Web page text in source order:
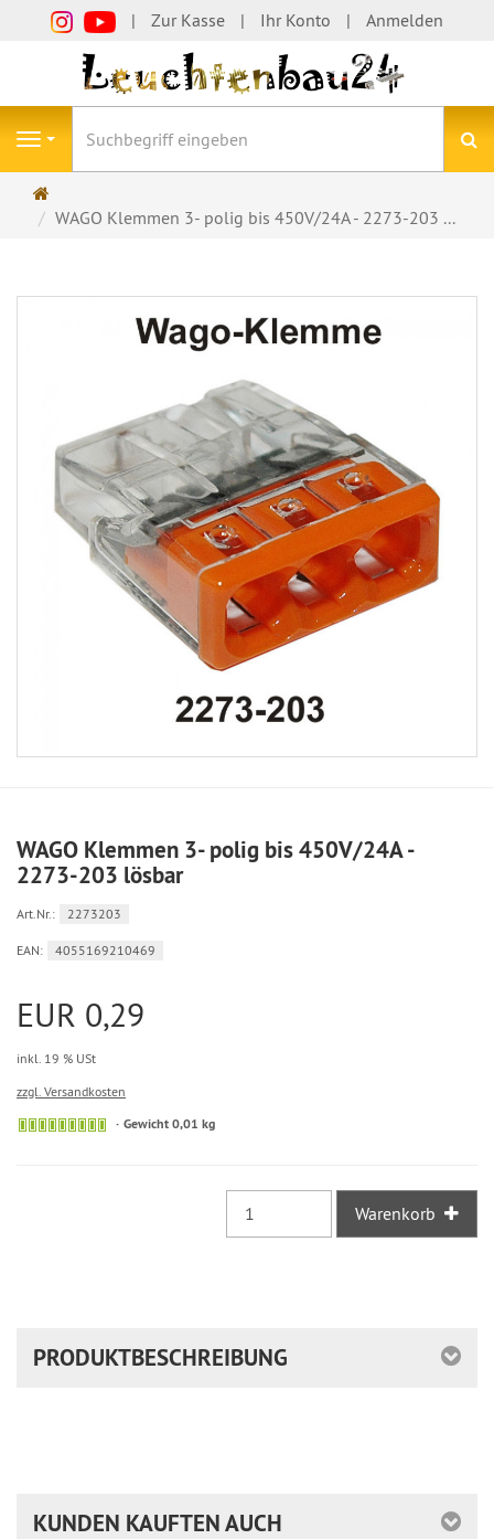
Zur Kasse Ihr Konto Anmelden
Navigation
WAGO Klemmen 3- polig bis 450V/24A - 2273-203 ...
WAGO Klemmen 3- polig bis 450V/24A -
2273-203 lösbar
Art.Nr.: 2273203
EAN: 4055169210469
EUR 0,29
inkl. 19 % USt
zzgl. Versandkosten
Sofort
Gewicht 0,01 kg
Warenkorb
PRODUKTBESCHREIBUNG
KUNDEN KAUFTEN AUCH